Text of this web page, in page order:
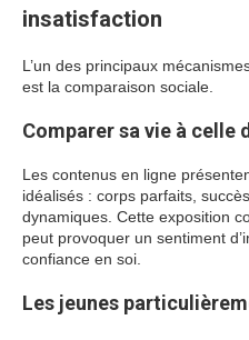
insatisfaction
L’un des principaux
est la comparaison sociale.
Comparer sa vie à celle
Les contenus en ligne
idéalisés : corps parfaits,
dynamiques. Cette exposition
peut provoquer un sentiment
confiance en soi.
Les jeunes